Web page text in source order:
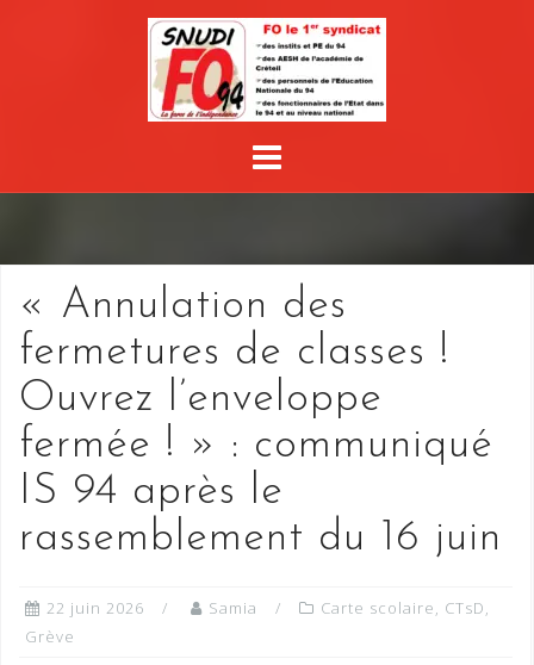
« Annulation des
fermetures de classes !
Ouvrez l’enveloppe
fermée ! » : communiqué
IS 94 après le
rassemblement du 16 juin
22 juin 2026 Samia Carte scolaire, CTsD,
Grève